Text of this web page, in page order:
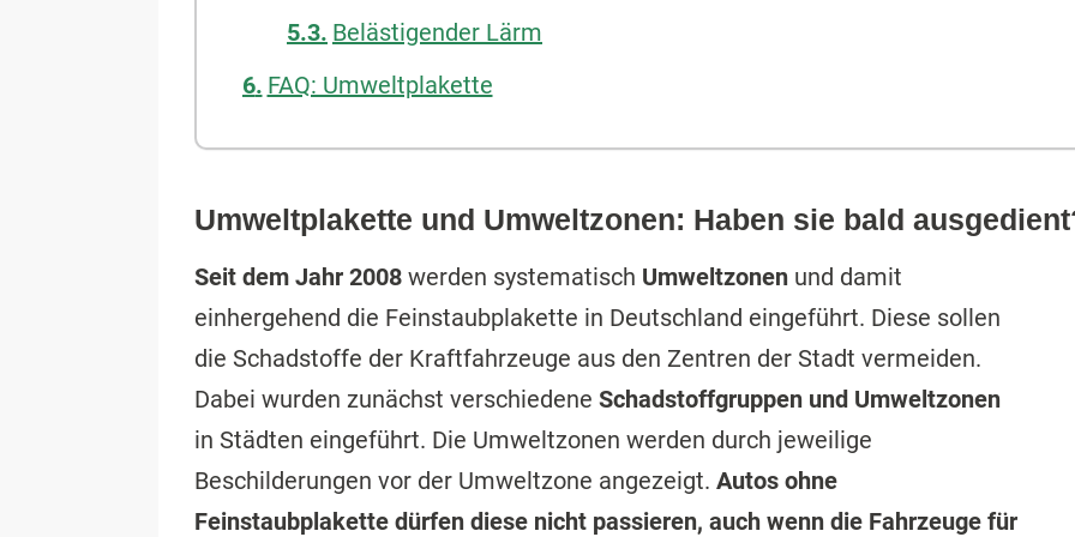
Belästigender Lärm
FAQ: Umweltplakette
Umweltplakette und Umweltzonen: Haben sie bald
Seit dem Jahr 2008 werden systematisch Umweltzonen und damit
einhergehend die Feinstaubplakette in Deutschland eingeführt. Diese sollen
die Schadstoffe der Kraftfahrzeuge aus den Zentren der Stadt vermeiden.
Dabei wurden zunächst verschiedene Schadstoffgruppen und Umweltzonen
in Städten eingeführt. Die Umweltzonen werden durch jeweilige
Beschilderungen vor der Umweltzone angezeigt. Autos ohne
Feinstaubplakette dürfen diese nicht passieren, auch wenn die Fahrzeuge für